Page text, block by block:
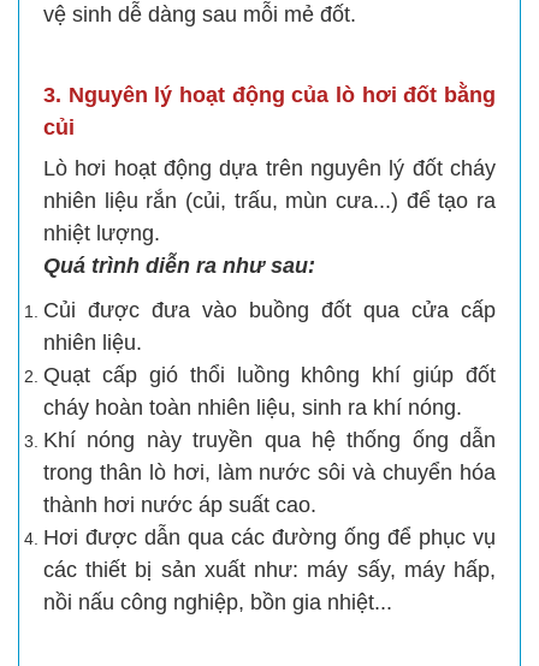
vệ sinh dễ dàng sau mỗi mẻ đốt.
3. Nguyên lý hoạt động của lò hơi đốt bằng
củi
Lò hơi hoạt động dựa trên nguyên lý đốt cháy
nhiên liệu rắn (củi, trấu, mùn cưa...) để tạo ra
nhiệt lượng.
Quá trình diễn ra như sau:
Củi được đưa vào buồng đốt qua cửa cấp
nhiên liệu.
Quạt cấp gió thổi luồng không khí giúp đốt
cháy hoàn toàn nhiên liệu, sinh ra khí nóng.
Khí nóng này truyền qua hệ thống ống dẫn
trong thân lò hơi, làm nước sôi và chuyển hóa
thành hơi nước áp suất cao.
Hơi được dẫn qua các đường ống để phục vụ
các thiết bị sản xuất như: máy sấy, máy hấp,
nồi nấu công nghiệp, bồn gia nhiệt...